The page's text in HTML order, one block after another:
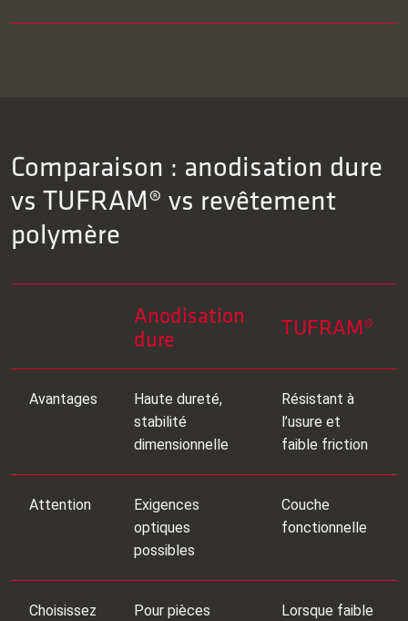
Comparaison : anodisation dure
vs TUFRAM® vs revêtement
polymère
Anodisation
dure
TUFRAM®
Avantages
Haute dureté,
stabilité
dimensionnelle
Résistant à
l’usure et
faible friction
Attention
Exigences
optiques
possibles
Couche
fonctionnelle
Choisissez
Pour pièces
Lorsque faible